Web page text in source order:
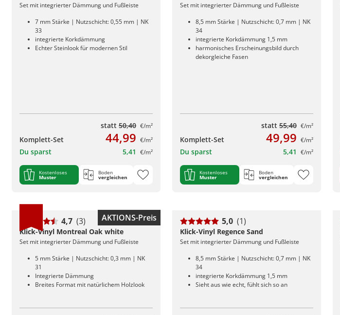
Set mit integrierter Dämmung und Fußleiste
7 mm Stärke | Nutzschicht: 0,55 mm | NK
33
integrierte Korkdämmung
Echter Steinlook für modernen Stil
statt 50,40 €/m²
Komplett-Set 44,99 €/m²
Du sparst 5,41 €/m²
Kostenloses
Muster
Boden
vergleichen
Set mit integrierter Dämmung und Fußleiste
8,5 mm Stärke | Nutzschicht: 0,7 mm | NK
34
integrierte Korkdämmung 1,5 mm
harmonisches Erscheinungsbild durch
dekorgleiche Fasen
statt 55,40 €/m²
Komplett-Set 49,99 €/m²
Du sparst 5,41 €/m²
Kostenloses
Muster
Boden
vergleichen
AKTIONS-Preis
4,7 (3)
Klick-Vinyl Montreal Oak white
Set mit integrierter Dämmung und Fußleiste
5 mm Stärke | Nutzschicht: 0,3 mm | NK
31
Integrierte Dämmung
Breites Format mit natürlichem Holzlook
5,0 (1)
Klick-Vinyl Regence Sand
Set mit integrierter Dämmung und Fußleiste
8,5 mm Stärke | Nutzschicht: 0,7 mm | NK
34
integrierte Korkdämmung 1,5 mm
Sieht aus wie echt, fühlt sich so an